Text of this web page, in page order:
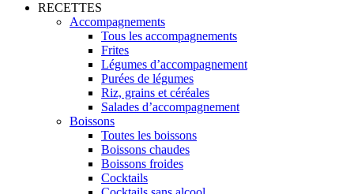
RECETTES
Accompagnements
Tous les accompagnements
Frites
Légumes d’accompagnement
Purées de légumes
Riz, grains et céréales
Salades d’accompagnement
Boissons
Toutes les boissons
Boissons chaudes
Boissons froides
Cocktails